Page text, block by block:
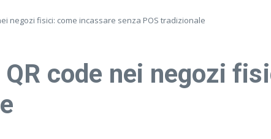
negozi fisici: come incassare senza POS tradizionale
code nei negozi